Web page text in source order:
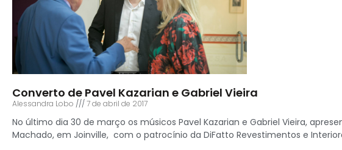
Converto de Pavel Kazarian e Gabriel Vieira
Alessandra Lobo 7 de abril de 2017
No último dia 30 de março os músicos Pavel Kazarian e Gabriel Vieira,
Machado, em Joinville, com o patrocínio da DiFatto Revestimentos e